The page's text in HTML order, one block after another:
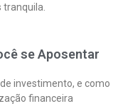
se Aposentar
investimento, e como
financeira